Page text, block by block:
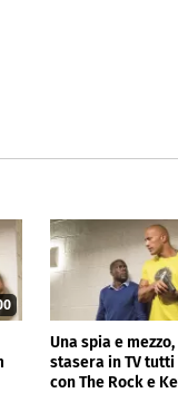
Una spia e mezzo,
stasera in TV tutti
con The Rock e